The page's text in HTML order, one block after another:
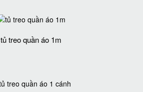
tủ treo quần áo 1m